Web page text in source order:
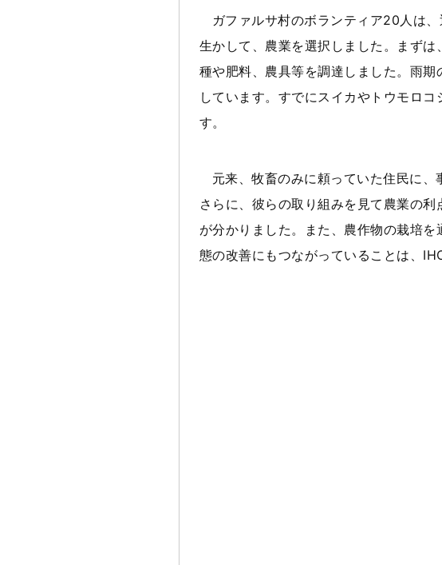
ガファルサ村のボランティア20人は
生かして、農業を選択しました。まず
種や肥料、農具等を調達しました。雨
しています。すでにスイカやトウモロ
す。
元来、牧畜のみに頼っていた住民に、
さらに、彼らの取り組みを見て農業の
が分かりました。また、農作物の栽培
態の改善にもつながっていることは、